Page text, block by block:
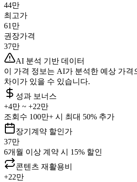
44만
최고가
61만
권장가격
37만
AI 분석 기반 데이터
이 가격 정보는 AI가 분석한 예상 가격
차이가 있을 수 있습니다.
성과 보너스
+4만 ~ +22만
조회수 100만+ 시 최대 50% 추가
장기계약 할인가
37만
6개월 이상 계약 시 15% 할인
콘텐츠 재활용비
+22만